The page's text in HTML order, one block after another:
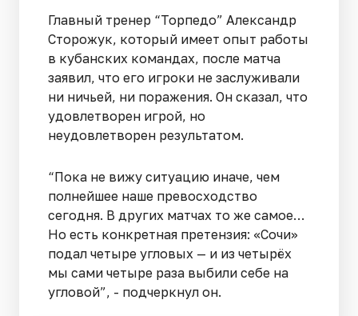
Главный тренер “Торпедо” Александр
Сторожук, который имеет опыт работы
в кубанских командах, после матча
заявил, что его игроки не заслуживали
ни ничьей, ни поражения. Он сказал, что
удовлетворен игрой, но
неудовлетворен результатом.
“Пока не вижу ситуацию иначе, чем
полнейшее наше превосходство
сегодня. В других матчах то же самое…
Но есть конкретная претензия: «Сочи»
подал четыре угловых — и из четырёх
мы сами четыре раза выбили себе на
угловой”, - подчеркнул он.